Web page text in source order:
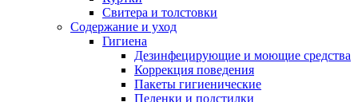
Свитера и толстовки
Содержание и уход
Гигиена
Дезинфецирующие и моющие средства
Коррекция поведения
Пакеты гигиенические
Пеленки и подстилки